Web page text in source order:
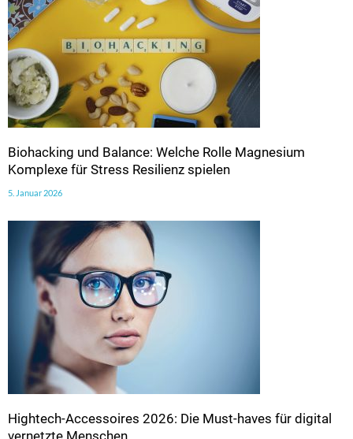
Biohacking und Balance: Welche Rolle Magnesium
Komplexe für Stress Resilienz spielen
5. Januar 2026
Hightech-Accessoires 2026: Die Must-haves für digital